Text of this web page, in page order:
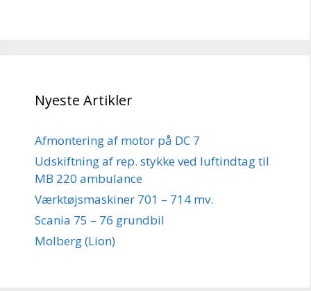
Nyeste Artikler
Afmontering af motor på DC 7
Udskiftning af rep. stykke ved luftindtag til
MB 220 ambulance
Værktøjsmaskiner 701 – 714 mv.
Scania 75 – 76 grundbil
Molberg (Lion)